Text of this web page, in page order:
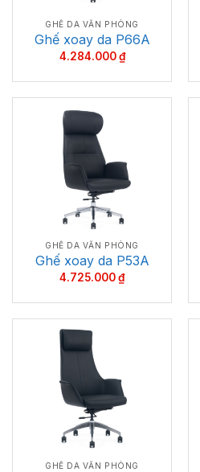
GHẾ DA VĂN PHÒNG
Ghế xoay da P66A
4.284.000₫
GHẾ DA VĂN PHÒNG
Ghế xoay da P53A
4.725.000₫
GHẾ DA VĂN PHÒNG